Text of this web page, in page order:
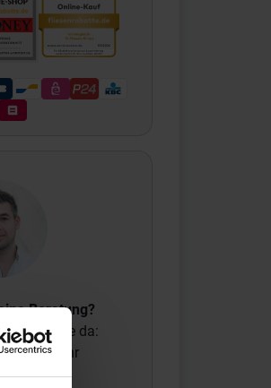
Beratung?
sind für Sie da:
- 18.00 Uhr
Uhr